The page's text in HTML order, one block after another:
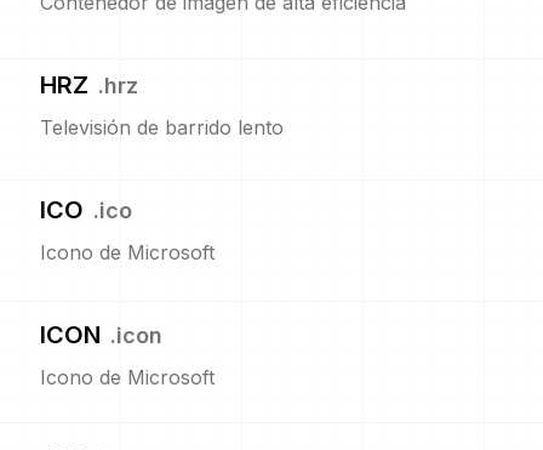
HRZ .hrz
Televisión de barrido lento
ICO .ico
Icono de Microsoft
ICON .icon
Icono de Microsoft